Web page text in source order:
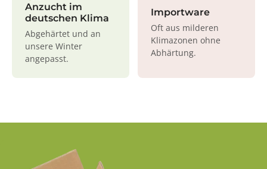
Anzucht im
deutschen Klima
Abgehärtet und an
unsere Winter
angepasst.
Importware
Oft aus milderen
Klimazonen ohne
Abhärtung.